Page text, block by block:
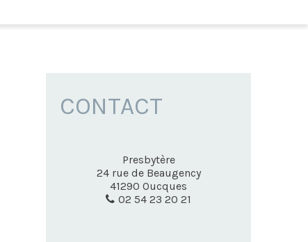
CONTACT
Presbytère
24 rue de Beaugency
41290 Oucques
02 54 23 20 21